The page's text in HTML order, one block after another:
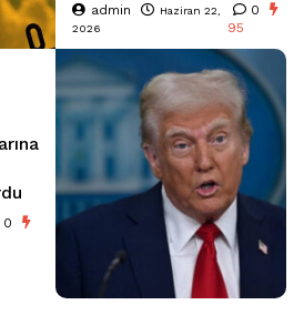
admin
Haziran 22,
2026
0
95